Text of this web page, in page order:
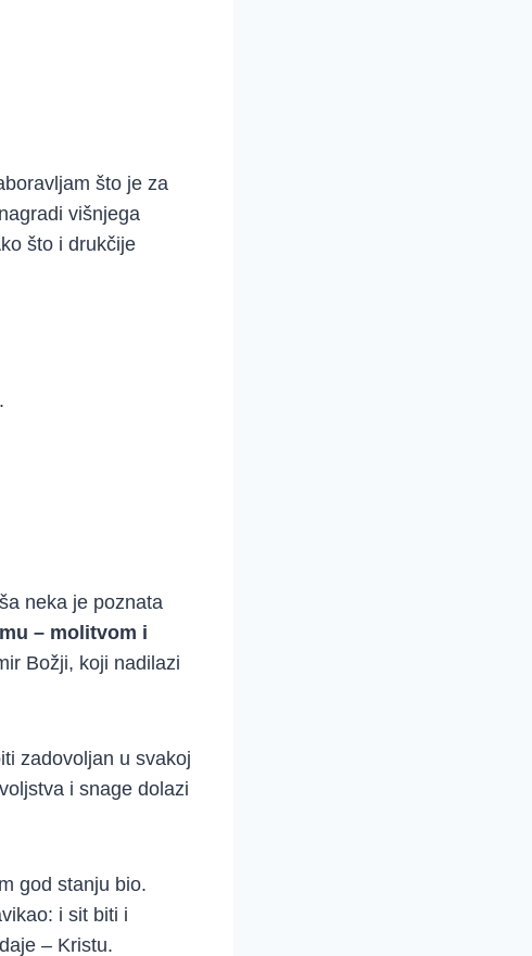
što je za
višnjega
što i drukčije
neka je poznata
– molitvom i
Božji, koji nadilazi
zadovoljan u svakoj
i snage dolazi
god stanju bio.
i sit biti i
– Kristu.